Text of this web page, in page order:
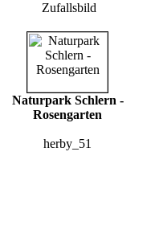
Zufallsbild
Naturpark Schlern -
Rosengarten
herby_51